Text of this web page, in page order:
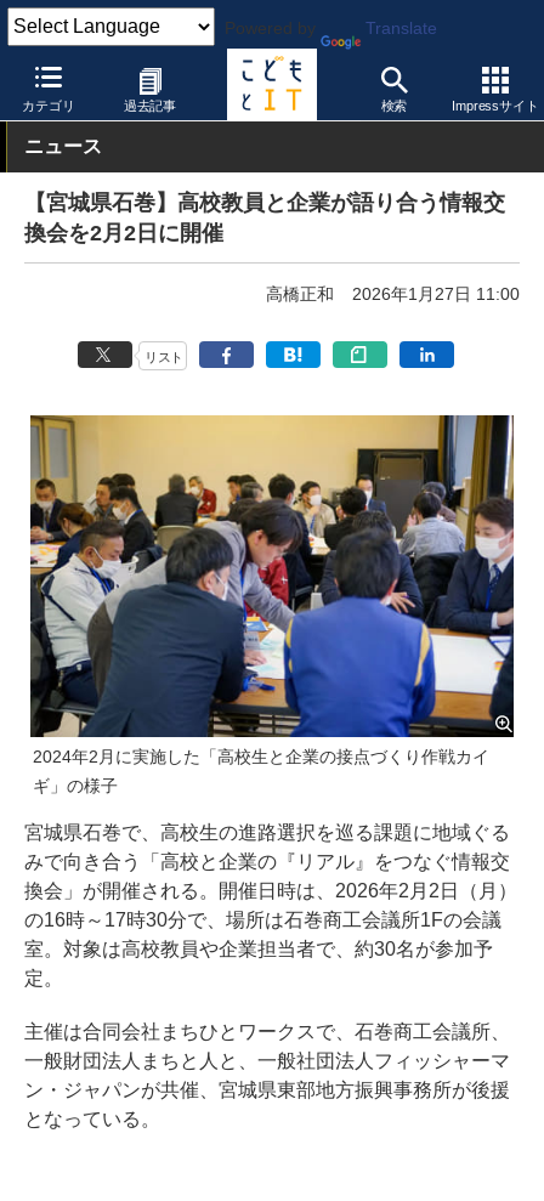
Powered by Translate
カテゴリ 過去記事 検索 Impressサイト
こどもとIT イベント・セミナー
ニュース
【宮城県石巻】高校教員と企業が語り合う情報交
換会を2月2日に開催
高橋正和 2026年1月27日 11:00
リスト
2024年2月に実施した「高校生と企業の接点づくり作戦カイ
ギ」の様子
宮城県石巻で、高校生の進路選択を巡る課題に地域ぐる
みで向き合う「高校と企業の『リアル』をつなぐ情報交
換会」が開催される。開催日時は、2026年2月2日（月）
の16時～17時30分で、場所は石巻商工会議所1Fの会議
室。対象は高校教員や企業担当者で、約30名が参加予
定。
主催は合同会社まちひとワークスで、石巻商工会議所、
一般財団法人まちと人と、一般社団法人フィッシャーマ
ン・ジャパンが共催、宮城県東部地方振興事務所が後援
となっている。